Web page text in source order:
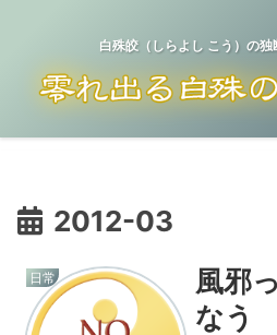
白殊皎（しらよし こう）の独
2012-03
日常
風邪
なう